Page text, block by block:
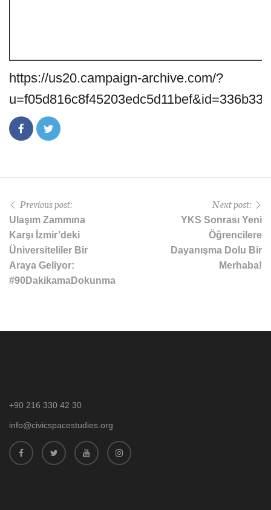
https://us20.campaign-archive.com/?
Previous post:
Ulaşım Zammına
Karşı İzmir’deki
Üniversiteliler Bir
Araya Geliyor:
#90DakikamaDokunma
Next post:
YKS Sonrası Yeni
Öğrencilere
Dayanışma Dolu Bir
Merhaba!
+90 216 330 42 30
info@civicspacestudies.org